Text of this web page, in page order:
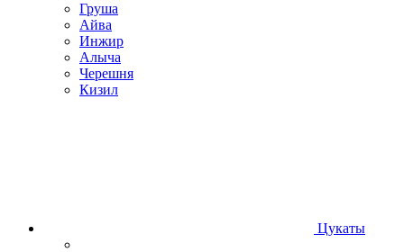
Груша
Айва
Инжир
Алыча
Черешня
Кизил
Цукаты